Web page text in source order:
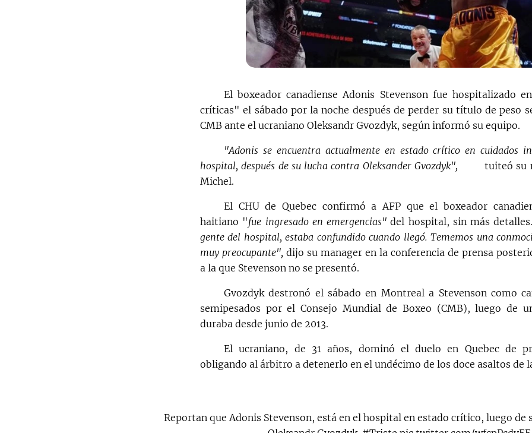
El boxeador canadiense Adonis Stevenson fue hospitalizado
críticas" el sábado por la noche después de perder su título de peso
CMB ante el ucraniano Oleksandr Gvozdyk, según informó su equipo.
"Adonis se encuentra actualmente en estado crítico en cuidados
hospital, después de su lucha contra Oleksander Gvozdyk",
tuiteó su
Michel.
El CHU de Quebec confirmó a AFP que el boxeador
haitiano "fue ingresado en emergencias" del hospital, sin más
gente del hospital, estaba confundido cuando llegó. Tememos una
muy preocupante", dijo su manager en la conferencia de prensa
a la que Stevenson no se presentó.
Gvozdyk destronó el sábado en Montreal a Stevenson como
semipesados por el Consejo Mundial de Boxeo (CMB), luego de
duraba desde junio de 2013.
El ucraniano, de 31 años, dominó el duelo en Quebec de
obligando al árbitro a detenerlo en el undécimo de los doce asaltos de
Reportan que Adonis Stevenson, está en el hospital en estado crítico, luego de